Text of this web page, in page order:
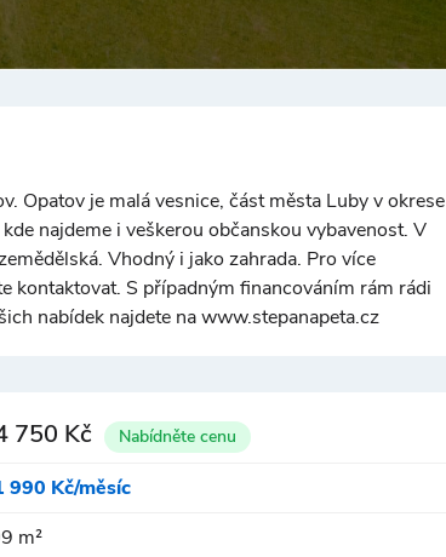
Opatov je malá vesnice, část města Luby v okrese
najdeme i veškerou občanskou vybavenost. V
Vhodný i jako zahrada. Pro více
kontaktovat. S případným financováním rám rádi
nabídek najdete na www.stepanapeta.cz
750 Kč Nabídněte cenu
990 Kč/měsíc
m²